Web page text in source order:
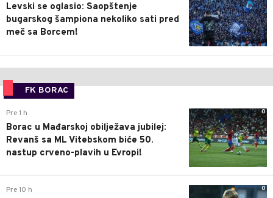
Levski se oglasio: Saopštenje
bugarskog šampiona nekoliko sati pred
meč sa Borcem!
FK BORAC
0
Pre 1 h
Borac u Mađarskoj obilježava jubilej:
Revanš sa ML Vitebskom biće 50.
nastup crveno-plavih u Evropi!
0
Pre 10 h